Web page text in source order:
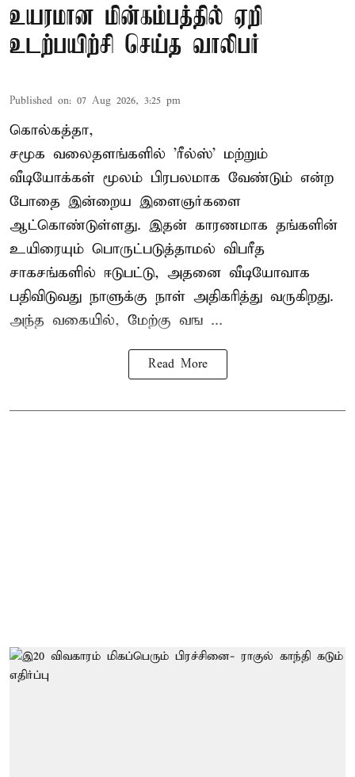
உயரமான மின்கம்பத்தில் ஏறி
உடற்பயிற்சி செய்த வாலிபர்
Published on: 07 Aug 2026, 3:25 pm
கொல்கத்தா,
சமூக வலைதளங்களில் 'ரீல்ஸ்' மற்றும்
வீடியோக்கள் மூலம் பிரபலமாக வேண்டும் என்ற
போதை இன்றைய இளைஞர்களை
ஆட்கொண்டுள்ளது. இதன் காரணமாக தங்களின்
உயிரையும் பொருட்படுத்தாமல் விபரீத
சாகசங்களில் ஈடுபட்டு, அதனை வீடியோவாக
பதிவிடுவது நாளுக்கு நாள் அதிகரித்து வருகிறது.
அந்த வகையில், மேற்கு வங ...
Read More